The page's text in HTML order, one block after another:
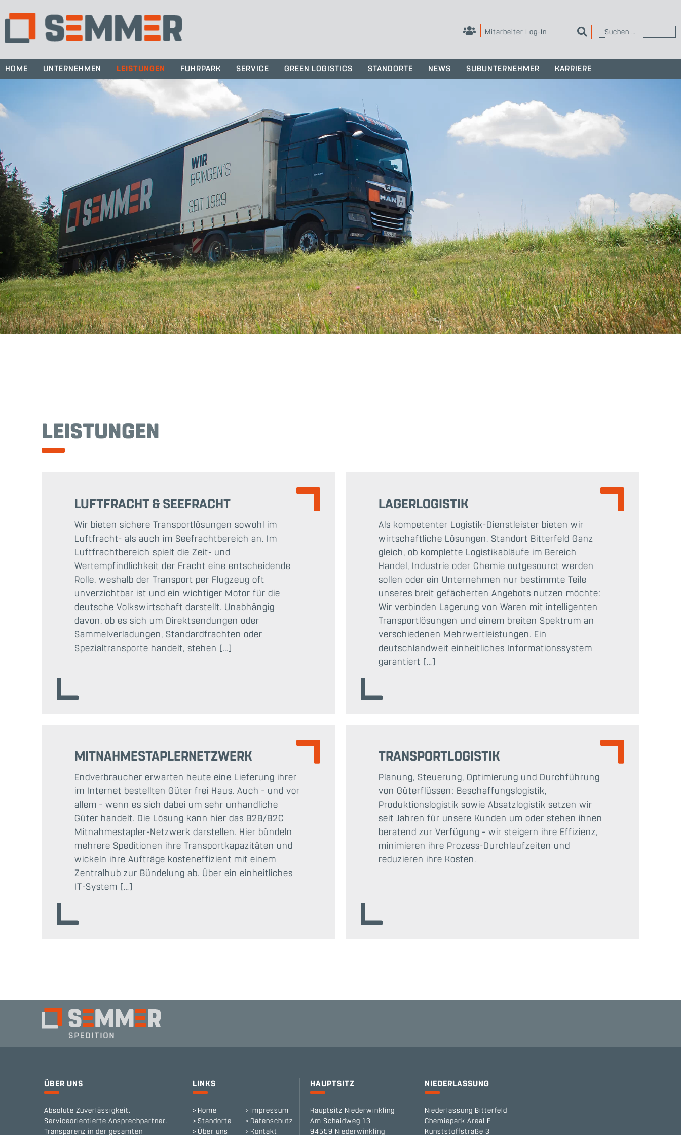
Skip
content
Mitarbeiter Log-In
Suchen
nach:
HOME UNTERNEHMEN LEISTUNGEN FUHRPARK SERVICE GREEN LOGISTICS STANDORTE NEWS SUBUNTERNEHMER KARRIERE
LEISTUNGEN
LUFTFRACHT & SEEFRACHT
Wir bieten sichere Transportlösungen sowohl im
Luftfracht- als auch im Seefrachtbereich an. Im
Luftfrachtbereich spielt die Zeit- und
Wertempfindlichkeit der Fracht eine entscheidende
Rolle, weshalb der Transport per Flugzeug oft
unverzichtbar ist und ein wichtiger Motor für die
deutsche Volkswirtschaft darstellt. Unabhängig
davon, ob es sich um Direktsendungen oder
Sammelverladungen, Standardfrachten oder
Spezialtransporte handelt, stehen […]
LAGERLOGISTIK
Als kompetenter Logistik-Dienstleister bieten wir
wirtschaftliche Lösungen. Standort Bitterfeld Ganz
gleich, ob komplette Logistikabläufe im Bereich
Handel, Industrie oder Chemie outgesourct werden
sollen oder ein Unternehmen nur bestimmte Teile
unseres breit gefächerten Angebots nutzen möchte:
Wir verbinden Lagerung von Waren mit intelligenten
Transportlösungen und einem breiten Spektrum an
verschiedenen Mehrwertleistungen. Ein
deutschlandweit einheitliches Informationssystem
garantiert […]
MITNAHMESTAPLERNETZWERK
Endverbraucher erwarten heute eine Lieferung ihrer
im Internet bestellten Güter frei Haus. Auch – und vor
allem – wenn es sich dabei um sehr unhandliche
Güter handelt. Die Lösung kann hier das B2B/B2C
Mitnahmestapler-Netzwerk darstellen. Hier bündeln
mehrere Speditionen ihre Transportkapazitäten und
wickeln ihre Aufträge kosteneffizient mit einem
Zentralhub zur Bündelung ab. Über ein einheitliches
IT-System […]
TRANSPORTLOGISTIK
Planung, Steuerung, Optimierung und Durchführung
von Güterflüssen: Beschaffungslogistik,
Produktionslogistik sowie Absatzlogistik setzen wir
seit Jahren für unsere Kunden um oder stehen ihnen
beratend zur Verfügung – wir steigern ihre Effizienz,
minimieren ihre Prozess-Durchlaufzeiten und
reduzieren ihre Kosten.
ÜBER UNS
Absolute Zuverlässigkeit.
Serviceorientierte Ansprechpartner.
Transparenz in der gesamten
LINKS
Home
Standorte
Über uns
Impressum
Datenschutz
Kontakt
HAUPTSITZ
Hauptsitz Niederwinkling
Am Schaidweg 13
94559 Niederwinkling
NIEDERLASSUNG
Niederlassung Bitterfeld
Chemiepark Areal E
Kunststoffstraße 3